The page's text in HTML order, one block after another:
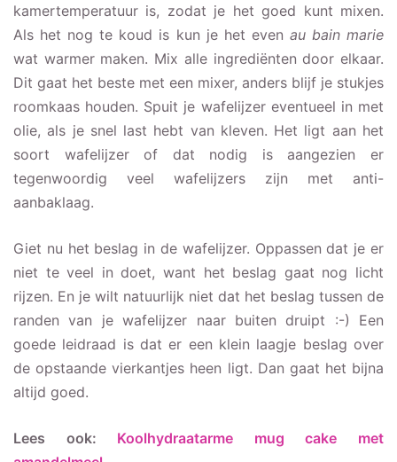
kamertemperatuur is, zodat je het goed kunt mixen.
Als het nog te koud is kun je het even au bain marie
wat warmer maken. Mix alle ingrediënten door elkaar.
Dit gaat het beste met een mixer, anders blijf je stukjes
roomkaas houden. Spuit je wafelijzer eventueel in met
olie, als je snel last hebt van kleven. Het ligt aan het
soort wafelijzer of dat nodig is aangezien er
tegenwoordig veel wafelijzers zijn met anti-
aanbaklaag.
Giet nu het beslag in de wafelijzer. Oppassen dat je er
niet te veel in doet, want het beslag gaat nog licht
rijzen. En je wilt natuurlijk niet dat het beslag tussen de
randen van je wafelijzer naar buiten druipt :-) Een
goede leidraad is dat er een klein laagje beslag over
de opstaande vierkantjes heen ligt. Dan gaat het bijna
altijd goed.
Lees ook: Koolhydraatarme mug cake met